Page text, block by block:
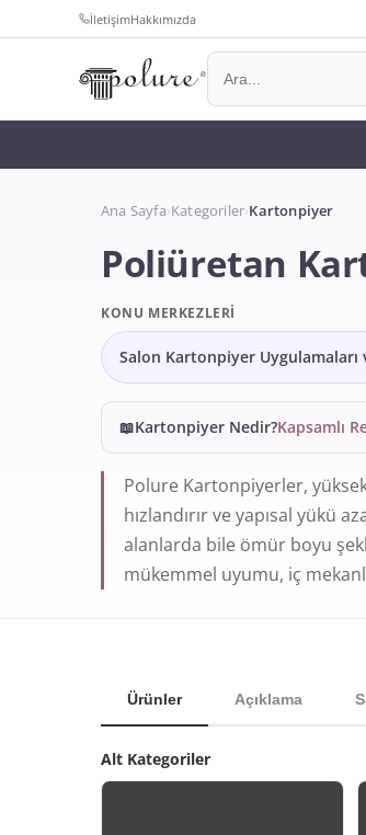
İletişimHakkımızda
Ana Sayfa›Kategoriler›Kartonpiyer
Poliüretan
KONU MERKEZLERI
Salon Kartonpiyer Uygulamaları
📖Kartonpiyer Nedir?Kapsamlı
Polure Kartonpiyerler,
hızlandırır ve yapısal yükü
alanlarda bile ömür boyu
mükemmel uyumu, iç
Ürünler Açıklama
Alt Kategoriler